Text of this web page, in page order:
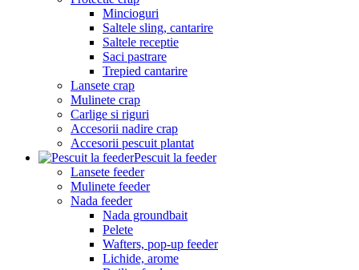
Mincioguri
Saltele sling, cantarire
Saltele receptie
Saci pastrare
Trepied cantarire
Lansete crap
Mulinete crap
Carlige si riguri
Accesorii nadire crap
Accesorii pescuit plantat
Pescuit la feeder
Lansete feeder
Mulinete feeder
Nada feeder
Nada groundbait
Pelete
Wafters, pop-up feeder
Lichide, arome